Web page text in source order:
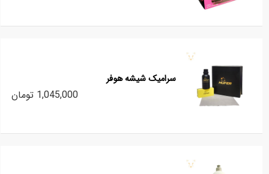
سرامیک شیشه هوفر
1,045,000 تومان